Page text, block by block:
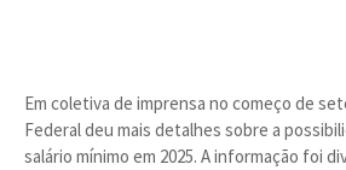
Em coletiva de imprensa no começo de
Federal deu mais detalhes sobre a
salário mínimo em 2025. A informação foi